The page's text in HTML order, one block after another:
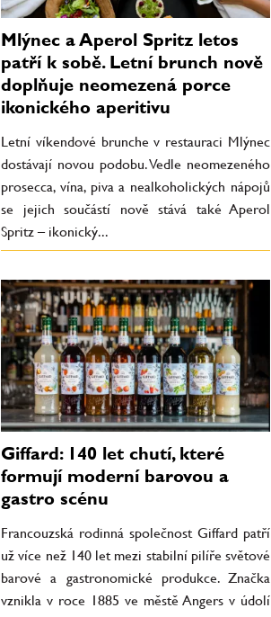
Mlýnec a Aperol Spritz letos
patří k sobě. Letní brunch nově
doplňuje neomezená porce
ikonického aperitivu
Letní víkendové brunche v restauraci Mlýnec
dostávají novou podobu. Vedle neomezeného
prosecca, vína, piva a nealkoholických nápojů
se jejich součástí nově stává také Aperol
Spritz – ikonický...
Giffard: 140 let chutí, které
formují moderní barovou a
gastro scénu
Francouzská rodinná společnost Giffard patří
už více než 140 let mezi stabilní pilíře světové
barové a gastronomické produkce. Značka
vznikla v roce 1885 ve městě Angers v údolí